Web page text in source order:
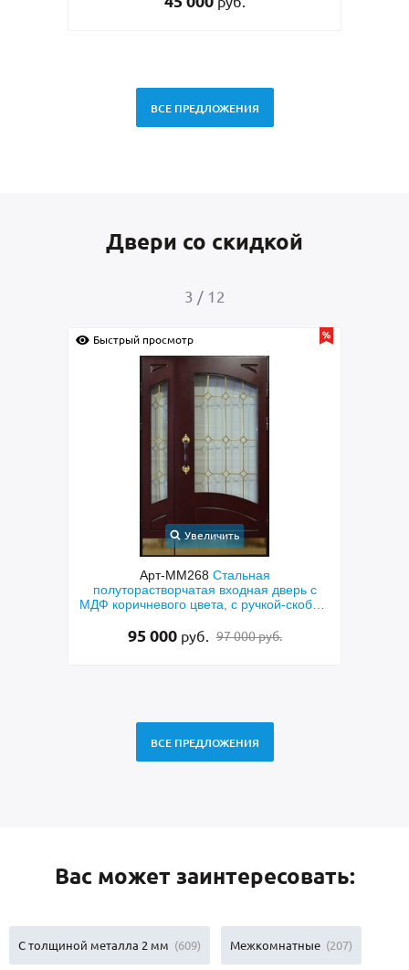
ВСЕ ПРЕДЛОЖЕНИЯ
Двери со скидкой
3 / 12
Быстрый просмотр
Увеличить
Арт-ММ268 Стальная
полуторастворчатая входная дверь с
МДФ коричневого цвета, с ручкой-скобой,
95 000 руб. 97 000 руб.
ВСЕ ПРЕДЛОЖЕНИЯ
Вас может заинтересовать:
С толщиной металла 2 мм (609) Межкомнатные (207)